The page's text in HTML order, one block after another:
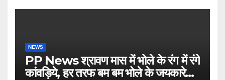
NEWS
PP News श्रावण मास में भोले के रंग में रंगे
कांवड़िये, हर तरफ बम बम भोले के जयकारे…